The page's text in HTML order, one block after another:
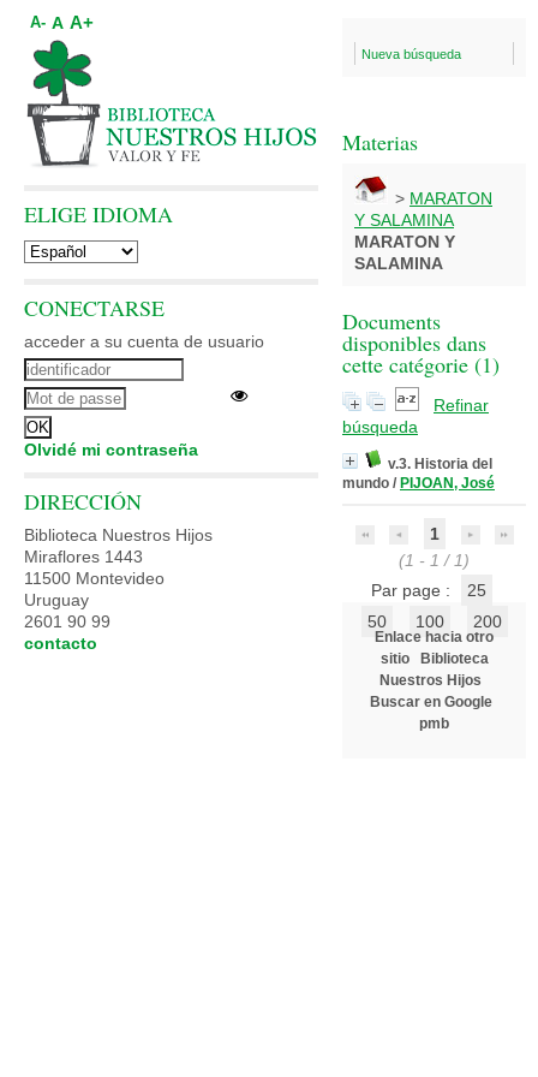
Nueva búsqueda
Materias
> MARATON
Y SALAMINA
MARATON Y
SALAMINA
Documents
disponibles dans
cette catégorie (1)
Refinar
búsqueda
v.3. Historia del
mundo / PIJOAN, José
1
(1 - 1 / 1)
Par page :
25
50
100 200
Enlace hacia otro
sitio
Biblioteca
Nuestros Hijos
Buscar en Google
pmb
A- A A+
ELIGE IDIOMA
CONECTARSE
acceder a su cuenta de usuario
Olvidé mi contraseña
DIRECCIÓN
Biblioteca Nuestros Hijos
Miraflores 1443
11500 Montevideo
Uruguay
2601 90 99
contacto